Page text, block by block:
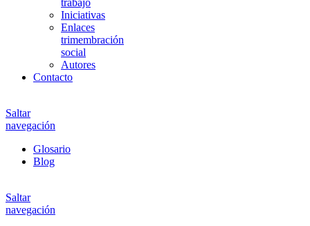
Iniciativas
Enlaces
trimembración
social
Autores
Contacto
Saltar
navegación
Glosario
Blog
Saltar
navegación